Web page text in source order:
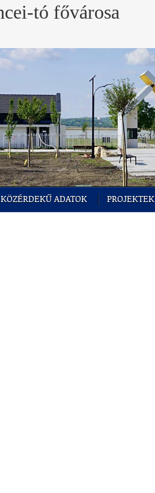
KÖZÉRDEKŰ ADATOK PROJEKTEK